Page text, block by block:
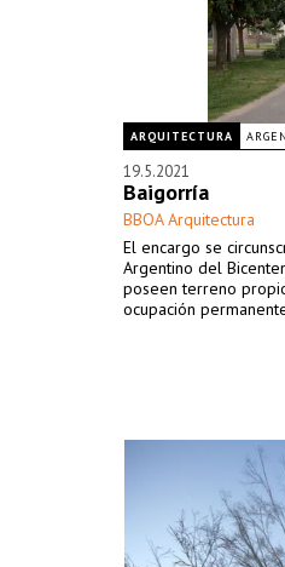
ARQUITECTURA
19.5.2021
Baigorría
BBOA Arquitectura
El encargo se
Argentino del
poseen terreno
ocupación